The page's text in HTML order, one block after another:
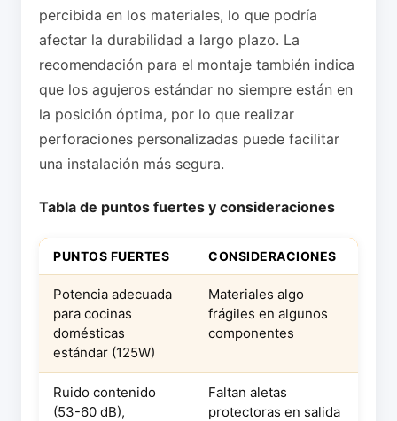
percibida en los materiales, lo que podría
afectar la durabilidad a largo plazo. La
recomendación para el montaje también indica
que los agujeros estándar no siempre están en
la posición óptima, por lo que realizar
perforaciones personalizadas puede facilitar
una instalación más segura.
Tabla de puntos fuertes y consideraciones
PUNTOS FUERTES CONSIDERACIONES
Potencia adecuada
para cocinas
domésticas
estándar (125W)
Materiales algo
frágiles en algunos
componentes
Ruido contenido
(53-60 dB),
Faltan aletas
protectoras en salida